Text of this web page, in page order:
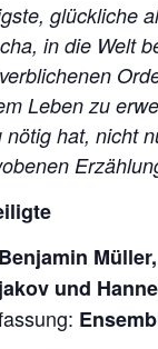
glückliche
in die Welt
Leben zu
nötig hat, nicht
Benjamin
und